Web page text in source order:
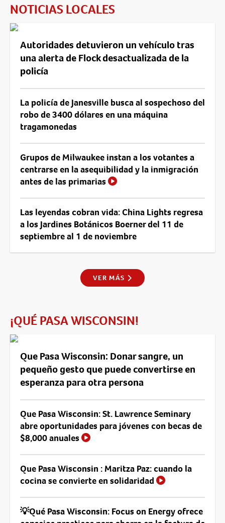
NOTICIAS LOCALES
Autoridades detuvieron un vehículo tras
una alerta de Flock desactualizada de la
policía
La policía de Janesville busca al sospechoso del
robo de 3400 dólares en una máquina
tragamonedas
Grupos de Milwaukee instan a los votantes a
centrarse en la asequibilidad y la inmigración
antes de las primarias
Las leyendas cobran vida: China Lights regresa
a los Jardines Botánicos Boerner del 11 de
septiembre al 1 de noviembre
VER MÁS
¡QUÉ PASA WISCONSIN!
Que Pasa Wisconsin: Donar sangre, un
pequeño gesto que puede convertirse en
esperanza para otra persona
Que Pasa Wisconsin: St. Lawrence Seminary
abre oportunidades para jóvenes con becas de
$8,000 anuales
Que Pasa Wisconsin : Maritza Paz: cuando la
cocina se convierte en solidaridad
💡Qué Pasa Wisconsin: Focus on Energy ofrece